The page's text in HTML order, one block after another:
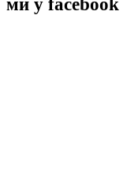
ми у facebook